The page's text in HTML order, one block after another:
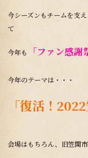
今シーズンもチームを支
て
今年も 「ファン感謝
今年のテーマは・・・
「復活！
会場はもちろん、旧笠間市